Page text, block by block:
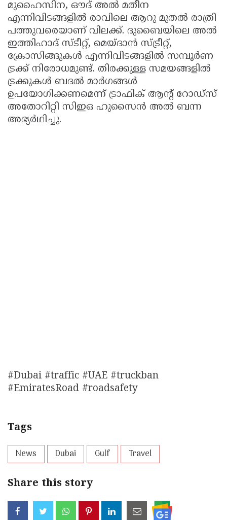
മുഹൈസിന, ഔദ് അല്‍ മതീന
എന്നിവിടങ്ങളില്‍ രാവിലെ ആറു മുതല്‍ രാത്രി
പത്തുവരെയാണ് വിലക്ക്. ദുബൈയിലെ അല്‍
ഇത്തിഹാദ് സ്ടീറ്റ്, മെയ്ദാന്‍ സ്ട്രീറ്റ്,
ക്രോസിങ്ങുകള്‍ എന്നിവിടങ്ങളില്‍ സമ്പൂര്‍ണ
ട്രക്ക് നിരോധമുണ്ട്. തിരക്കുള്ള സമയങ്ങളില്‍
ട്രക്കുകള്‍ ബദല്‍ മാര്‍ഗങ്ങള്‍
ഉപയോഗിക്കണമെന്ന് ട്രാഫിക് ആന്റ് റോഡ്സ്
അതോറിറ്റി സിഇഒ ഹുസൈന്‍ അല്‍ ബന്ന
അഭ്യര്‍ഥിച്ചു.
#Dubai #traffic #UAE #truckban
#EmiratesRoad #roadsafety
Tags
News Dubai Gulf Travel
Share this story